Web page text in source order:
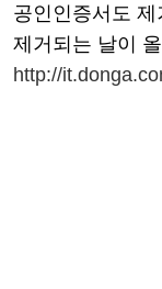
공인인증서도
제거되는 날이
http://